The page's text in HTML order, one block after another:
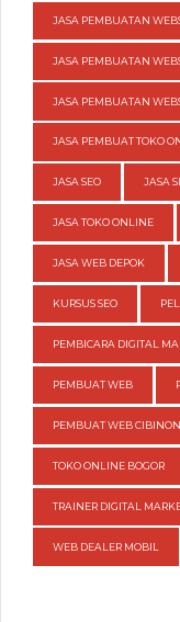
JASA PEMBUATAN
JASA PEMBUATAN
JASA PEMBUATAN
JASA PEMBUAT TOKO
JASA SEO JASA
JASA TOKO ONLINE
JASA WEB DEPOK
KURSUS SEO
PEMBICARA DIGITAL
PEMBUAT WEB
PEMBUAT WEB
TOKO ONLINE BOGOR
TRAINER DIGITAL
WEB DEALER MOBIL